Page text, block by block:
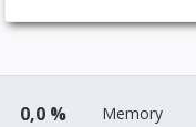
0,0 % Memory